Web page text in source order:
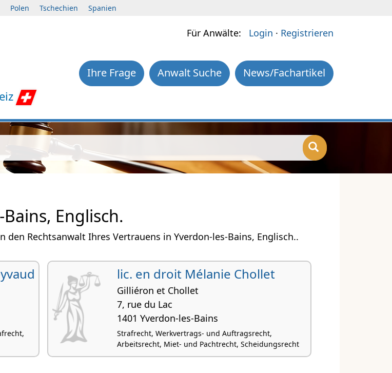
Polen Tschechien Spanien
Für Anwälte: Login · Registrieren
News/Fachartikel
Anwalt Suche
Ihre Frage
Englisch.
Rechtsanwalt Ihres Vertrauens in Yverdon-les-Bains, Englisch..
lic. en droit Mélanie Chollet
Gilliéron et Chollet
7, rue du Lac
1401 Yverdon-les-Bains
Strafrecht, Werkvertrags- und Auftragsrecht,
Arbeitsrecht, Miet- und Pachtrecht, Scheidungsrecht